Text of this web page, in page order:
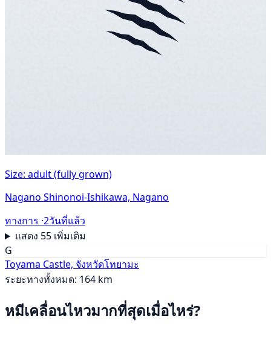
Size: adult (fully grown)
Nagano Shinonoi-Ishikawa, Nagano
ทางการ ·2วันที่แล้ว
แสดง 55 เพิ่มเติม
G
Toyama Castle, จังหวัดโทยามะ
ระยะทางทั้งหมด: 164 km
หมีเคลื่อนไหวมากที่สุดเมื่อไหร่?